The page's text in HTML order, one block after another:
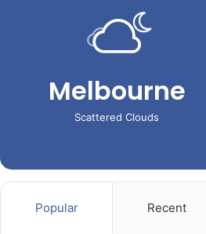
Melbourne
Scattered Clouds
Popular Recent